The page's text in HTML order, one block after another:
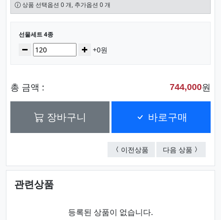
상품 선택옵션 0 개, 추가옵션 0 개
선택된 옵션
선물세트 4종
수량감소 증가+0원
총 금액 : 744,000원
장바구니 바로구매
이전상품 선물세트 4종
다음 상품 선물세
관련상품
등록된 상품이 없습니다.